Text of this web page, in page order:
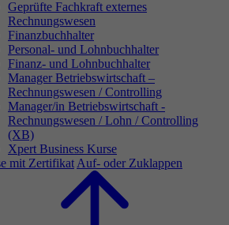
Geprüfte Fachkraft externes
Rechnungswesen
Finanzbuchhalter
Personal- und Lohnbuchhalter
Finanz- und Lohnbuchhalter
Manager Betriebswirtschaft –
Rechnungswesen / Controlling
Manager/in Betriebswirtschaft -
Rechnungswesen / Lohn / Controlling
(XB)
Xpert Business Kurse
mit Zertifikat Auf- oder Zuklappen